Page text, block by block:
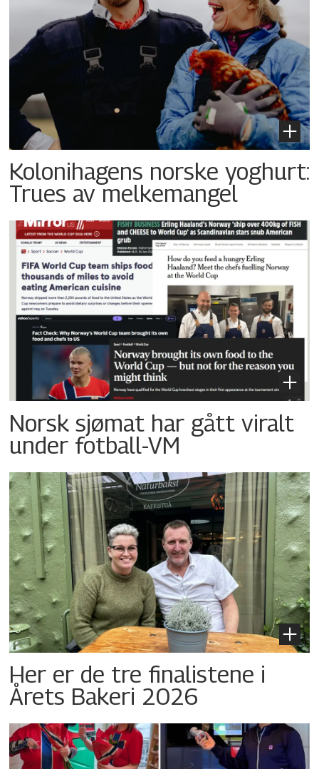
Kolonihagens norske yoghurt:
Trues av melkemangel
Norsk sjømat har gått viralt
under fotball-VM
Her er de tre finalistene i
Årets Bakeri 2026